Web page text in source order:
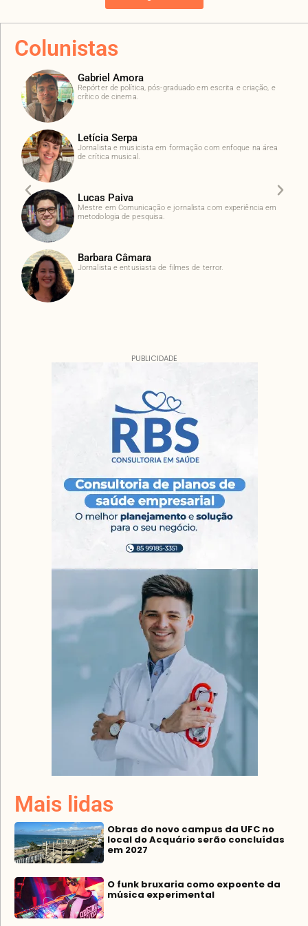
Colunistas
Gabriel Amora
Repórter de política, pós-graduado em escrita e criação, e
crítico de cinema.
Letícia Serpa
Jornalista e musicista em formação com enfoque na área
de crítica musical.
Lucas Paiva
Mestre em Comunicação e jornalista com experiência em
metodologia de pesquisa.
Barbara Câmara
Jornalista e entusiasta de filmes de terror.
PUBLICIDADE
Mais lidas
Obras do novo campus da UFC no
local do Acquário serão concluídas
em 2027
O funk bruxaria como expoente da
música experimental